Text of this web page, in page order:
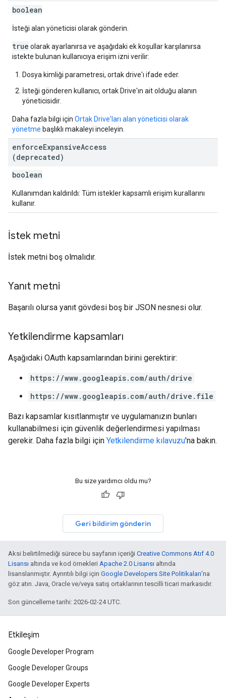
boolean
İsteği alan yöneticisi olarak gönderin.
true olarak ayarlanırsa ve aşağıdaki ek koşullar karşılanırsa
istekte bulunan kullanıcıya erişim izni verilir:
Dosya kimliği parametresi, ortak drive'ı ifade eder.
İsteği gönderen kullanıcı, ortak Drive'ın ait olduğu alanın
yöneticisidir.
Daha fazla bilgi için Ortak Drive'ları alan yöneticisi olarak
yönetme başlıklı makaleyi inceleyin.
enforceExpansiveAccess
(deprecated)
boolean
Kullanımdan kaldırıldı: Tüm istekler kapsamlı erişim kurallarını
kullanır.
İstek metni
İstek metni boş olmalıdır.
Yanıt metni
Başarılı olursa yanıt gövdesi boş bir JSON nesnesi olur.
Yetkilendirme kapsamları
Aşağıdaki OAuth kapsamlarından birini gerektirir:
https://www.googleapis.com/auth/drive
https://www.googleapis.com/auth/drive.file
Bazı kapsamlar kısıtlanmıştır ve uygulamanızın bunları
kullanabilmesi için güvenlik değerlendirmesi yapılması
gerekir. Daha fazla bilgi için Yetkilendirme kılavuzu'na bakın.
Bu size yardımcı oldu mu?
Geri bildirim gönderin
Aksi belirtilmediği sürece bu sayfanın içeriği Creative Commons Atıf 4.0
Lisansı altında ve kod örnekleri Apache 2.0 Lisansı altında
lisanslanmıştır. Ayrıntılı bilgi için Google Developers Site Politikaları'na
göz atın. Java, Oracle ve/veya satış ortaklarının tescilli ticari markasıdır.
Son güncelleme tarihi: 2026-02-24 UTC.
Etkileşim
Google Developer Program
Google Developer Groups
Google Developer Experts